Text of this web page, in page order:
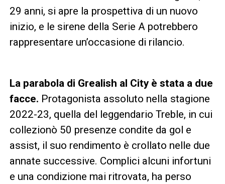
29 anni, si apre la prospettiva di un nuovo
inizio, e le sirene della Serie A potrebbero
rappresentare un’occasione di rilancio.
La parabola di Grealish al City è stata a due
facce. Protagonista assoluto nella stagione
2022-23, quella del leggendario Treble, in cui
collezionò 50 presenze condite da gol e
assist, il suo rendimento è crollato nelle due
annate successive. Complici alcuni infortuni
e una condizione mai ritrovata, ha perso